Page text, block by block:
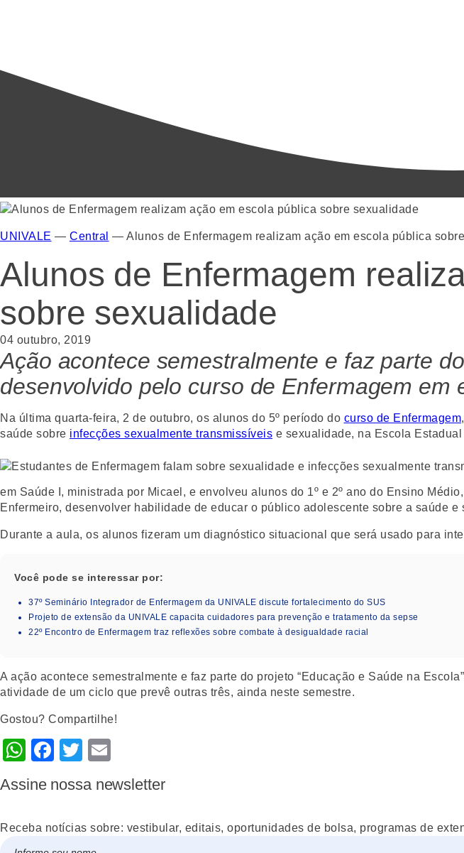
UNIVALE — Central — Alunos de Enfermagem realizam ação em escola pública
Alunos de Enfermagem
sobre sexualidade
04 outubro, 2019
Ação acontece semestralmente e faz parte
desenvolvido pelo curso de Enfermagem em
Na última quarta-feira, 2 de outubro, os alunos do 5º período do curso de Enfermagem
saúde sobre infecções sexualmente transmissíveis e sexualidade, na Escola
em Saúde I, ministrada por Micael, e envolveu alunos do 1º e 2º ano do Ensino
Enfermeiro, desenvolver habilidade de educar o público adolescente sobre a saúde e
Durante a aula, os alunos fizeram um diagnóstico situacional que será usado para
Você pode se interessar por:
37º Seminário Integrador de Enfermagem da UNIVALE discute fortalecimento do SUS
Projeto de extensão da UNIVALE capacita cuidadores para prevenção e tratamento da sepse
22º Encontro de Enfermagem traz reflexões sobre combate à desigualdade racial
A ação acontece semestralmente e faz parte do projeto “Educação e Saúde na
atividade de um ciclo que prevê outras três, ainda neste semestre.
Gostou? Compartilhe!
WhatsApp
Facebook
Twitter
Assine nossa newsletter
Receba notícias sobre: vestibular, editais, oportunidades de bolsa, programas de